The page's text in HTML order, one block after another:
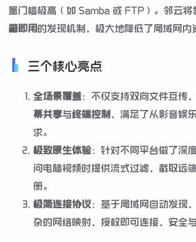
置门槛极高（如 Samba 或 FTP）。邻云
箱即用的发现机制，极大地降低了局域网内
三个核心亮点
全场景覆盖：不仅支持双向文件互传
幕共享与终端控制 ，满足了从影音娱
求。
极致原生体验：针对不同平台做了深
问电脑视频时提供流式过滤，截取远
册。
极简连接协议：基于局域网自动发现
杂的网络映射，授权即可连接，安全与